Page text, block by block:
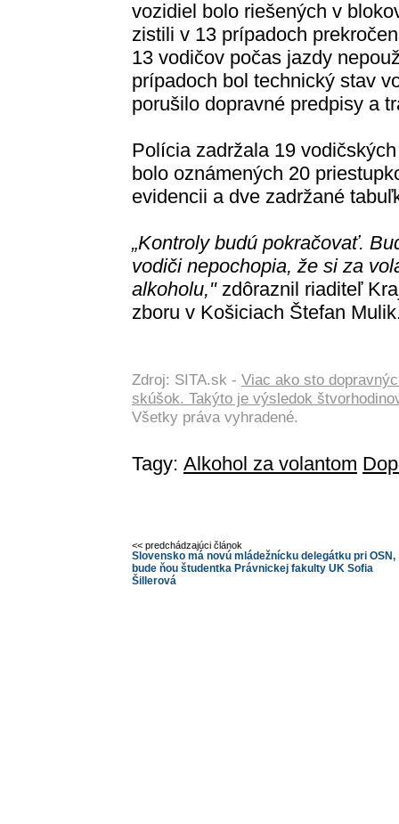
vozidiel bolo riešených v
zistili v 13 prípadoch
13 vodičov počas jazdy
prípadoch bol technický stav
porušilo dopravné predpisy a
Polícia zadržala 19
bolo oznámených 20
evidencii a dve zadržané
„Kontroly budú pokračovať.
vodiči nepochopia, že si za
alkoholu,"zdôraznil riaditeľ
zboru v Košiciach Štefan
Zdroj: SITA.sk - Viac ako sto
skúšok. Takýto je výsledok
Všetky práva vyhradené.
Tagy: Alkohol za volantom
<< predchádzajúci článok
Slovensko má novú mládežnícku delegátku pri OSN,
bude ňou študentka Právnickej fakulty UK Sofia
Šillerová